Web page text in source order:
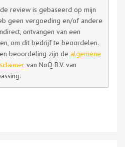
review is gebaseerd op mijn
geen vergoeding en/of andere
ontvangen van een
om dit bedrijf te beoordelen.
beoordeling zijn de algemene
van NoQ B.V. van